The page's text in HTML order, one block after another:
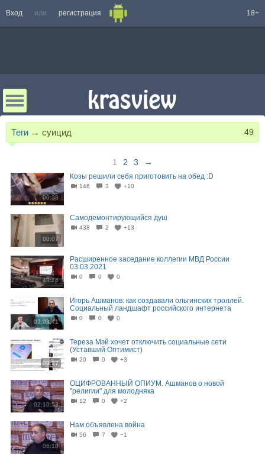
Вход или регистрация 18+
Теги → суицид 49
1 2 3 →
00:38
Козы решили себя приготовить на обед :D
146 3 +10
00:07
Самодемонтирующийся душ
438 2 +13
48:14
Расширенное заседание коллегии МВД России
03.03.2021
0 0 0
02:03:41
Игорь Ашманов: как создавали ольгинских троллей.
Социальный ландшафт российского интернета
0 0 0
09:37
Тереза Мэй хочет отключить социальные сети
(Уставший Оптимист)
20 0 +3
02:10:53
ОЦИФРОВАННЫЙ ОПИУМ. Ашманов о новой
"религии" для молодняка
12 0 +2
06:18
Нам объявлена война
56 7 −1